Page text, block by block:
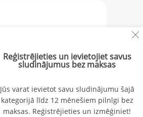
Atcelt filtrus
Reģistrējieties un ievietojiet savus
sludinājumus bez maksas
Jūs varat ievietot savu sludinājumu šajā
kategorijā līdz 12 mēnešiem pilnīgi bez
maksas. Reģistrējieties un izmēģiniet!